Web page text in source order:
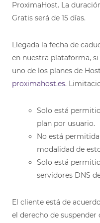
ProximaHost. La
Gratis será de 15 días.
Llegada la fecha de
en nuestra plataforma,
uno de los planes de
proximahost.es.
Solo está
plan por usuario.
No está
modalidad de
Solo está
servidores DNS
El cliente está de
el derecho de suspender